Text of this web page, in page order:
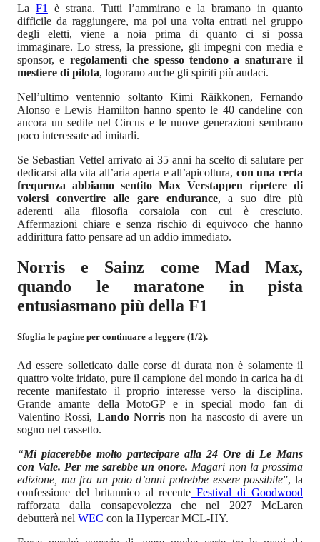
La F1
è strana. Tutti l’ammirano e la bramano in quanto
difficile da raggiungere, ma poi una volta entrati nel gruppo
degli eletti, viene a noia prima di quanto ci si possa
immaginare. Lo stress, la pressione, gli impegni con media e
sponsor, e regolamenti che spesso tendono a snaturare il
mestiere di pilota, logorano anche gli spiriti più audaci.
Nell’ultimo ventennio soltanto Kimi Räikkonen, Fernando
Alonso e Lewis Hamilton hanno spento le 40 candeline con
ancora un sedile nel Circus e le nuove generazioni sembrano
poco interessate ad imitarli.
Se Sebastian Vettel arrivato ai 35 anni ha scelto di salutare per
dedicarsi alla vita all’aria aperta e all’apicoltura, con una certa
frequenza abbiamo sentito Max Verstappen ripetere di
volersi convertire alle gare endurance, a suo dire più
aderenti alla filosofia corsaiola con cui è cresciuto.
Affermazioni chiare e senza rischio di equivoco che hanno
addirittura fatto pensare ad un addio immediato.
Norris e Sainz come Mad Max,
quando le maratone in pista
entusiasmano più della F1
Sfoglia le pagine per continuare a leggere (1/2).
Ad essere solleticato dalle corse di durata non è solamente il
quattro volte iridato, pure il campione del mondo in carica ha di
recente manifestato il proprio interesse verso la disciplina.
Grande amante della MotoGP e in special modo fan di
Valentino Rossi, Lando Norrisnon ha nascosto di avere un
sogno nel cassetto.
“Mi piacerebbe molto partecipare alla 24 Ore di Le Mans
con Vale. Per me sarebbe un onore. Magari non la prossima
edizione, ma fra un paio d’anni potrebbe essere possibile”, la
confessione del britannico al recente Festival di Goodwood
rafforzata dalla consapevolezza che nel 2027 McLaren
debutterà nel WEC con la Hypercar MCL-HY.